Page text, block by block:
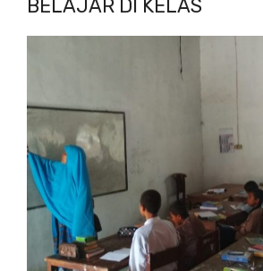
BELAJAR DI KELAS